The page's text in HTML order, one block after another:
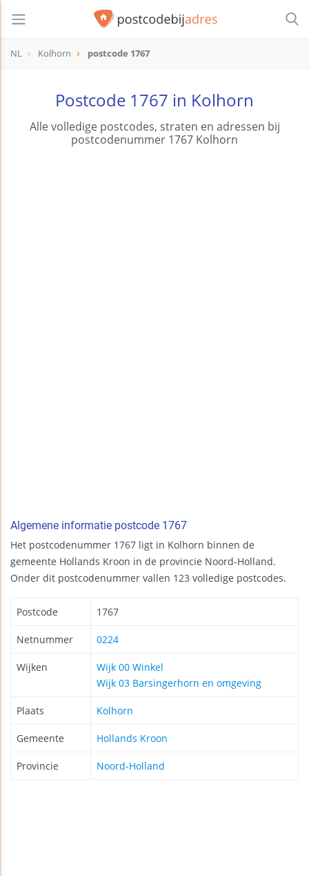
NL Kolhorn postcode 1767
Postcode 1767 in Kolhorn
Alle volledige postcodes, straten en adressen bij
postcodenummer 1767 Kolhorn
Algemene informatie postcode 1767
Het postcodenummer 1767 ligt in Kolhorn binnen de
gemeente Hollands Kroon in de provincie Noord-Holland.
Onder dit postcodenummer vallen 123 volledige postcodes.
Postcode 1767
Netnummer 0224
Wijken
Wijk 00 Winkel
Wijk 03 Barsingerhorn en omgeving
Plaats Kolhorn
Gemeente Hollands Kroon
Provincie Noord-Holland